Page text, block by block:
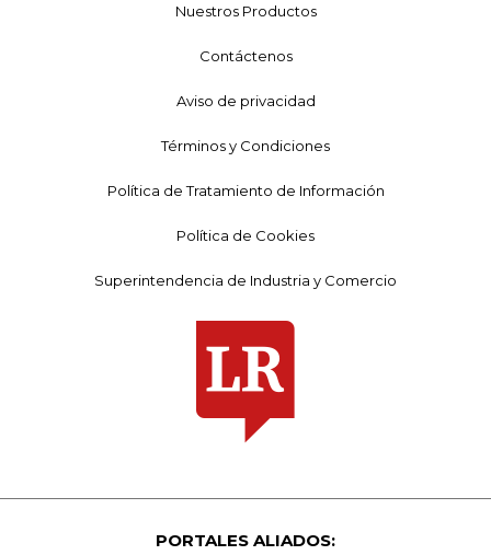
Nuestros Productos
Contáctenos
Aviso de privacidad
Términos y Condiciones
Política de Tratamiento de Información
Política de Cookies
Superintendencia de Industria y Comercio
PORTALES ALIADOS: